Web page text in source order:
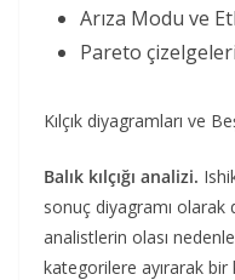
Arıza Modu ve
Pareto çizelgeleri
Kılçık diyagramları ve
Balık kılçığı analizi.
sonuç diyagramı olarak
analistlerin olası
kategorilere ayırarak